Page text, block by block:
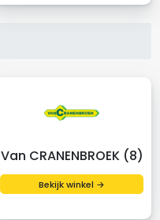
Van CRANENBROEK (8)
Bekijk winkel →